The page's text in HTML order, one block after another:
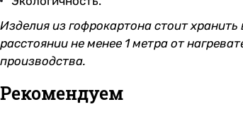
Изделия из гофрокартона стоит
расстоянии не менее 1 метра от
производства.
Рекомендуем